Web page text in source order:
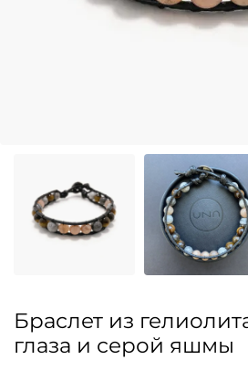
Браслет из
глаза и серой яшмы